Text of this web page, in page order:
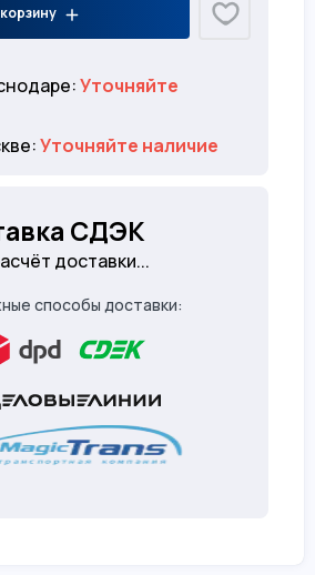
Уточняйте
Уточняйте наличие
СДЭК
доставки...
способы доставки: